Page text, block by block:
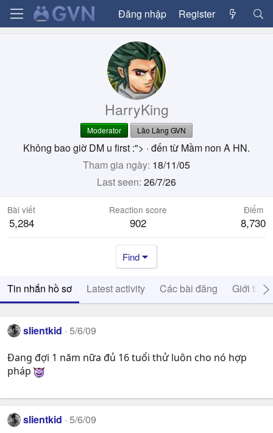
Đăng nhập Register
HarryKing
Moderator Lão Làng GVN
Không bao giờ DM u first :"> · đến từ Mầm non A HN.
Tham gia ngày 18/11/05
Last seen 26/7/26
Bài viết
5,284
Reaction score
902
Điểm
8,730
Find
Tin nhắn hồ sơ Latest activity Các bài đăng Giới thiệu
slientkid 5/6/09
Đang đợi 1 năm nữa đủ 16 tuổi thử luôn cho nó hợp
pháp
slientkid 5/6/09